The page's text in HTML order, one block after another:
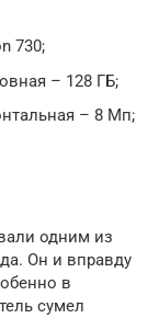
730;
– 128 ГБ;
– 8 Мп;
одним из
Он и вправду
в
сумел